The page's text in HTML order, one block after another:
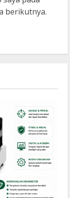
berikutnya.